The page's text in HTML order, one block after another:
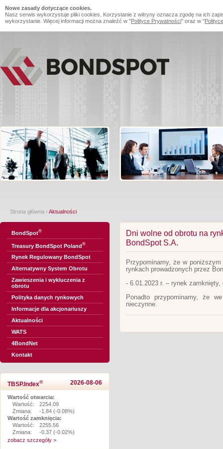
Nowe zasady dotyczące cookies.
Nasz serwis wykorzystuje pliki cookies. Korzystanie z witryny oznacza zgodę na ich
wykorzystanie. Więcej informacji można znaleźć w "Polityce Prywatności" oraz w "
Strona główna › Aktualności
BondSpot®
Treasury BondSpot Poland®
Rynek Regulowany BondSpot
Alternatywny System Obrotu
Zawieszenia i wykluczenia z
obrotu
Polityka danych rynkowych
Informacje dla akcjonariuszy
Aktualności
WATS
4BondNet
Kontakt
TBSP.Index® 2026-08-06
Wartość otwarcia:
Wartość:
2254.09
Zmiana:
-1.84 (-0.08%)
Wartość zamknięcia:
Wartość:
2255.56
Zmiana:
-0.37 (-0.02%)
zobacz szczegóły >
Dni wolne od obrotu na
BondSpot S.A.
Przypominamy, że w
rynkach prowadzonych przez
- 6.01.2023 r. – rynek
Ponadto przypominamy, że
nieczynne.